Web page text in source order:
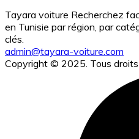
Tayara voiture Recherchez
en Tunisie par région, par
clés.
admin@tayara-voiture.com
Copyright © 2025. Tous